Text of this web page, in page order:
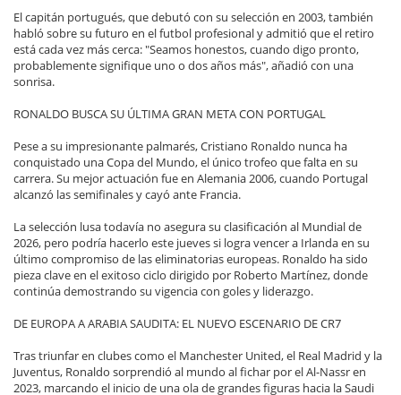
El capitán portugués, que debutó con su selección en 2003, también
habló sobre su futuro en el futbol profesional y admitió que el retiro
está cada vez más cerca: "Seamos honestos, cuando digo pronto,
probablemente signifique uno o dos años más", añadió con una
sonrisa.
RONALDO BUSCA SU ÚLTIMA GRAN META CON PORTUGAL
Pese a su impresionante palmarés, Cristiano Ronaldo nunca ha
conquistado una Copa del Mundo, el único trofeo que falta en su
carrera. Su mejor actuación fue en Alemania 2006, cuando Portugal
alcanzó las semifinales y cayó ante Francia.
La selección lusa todavía no asegura su clasificación al Mundial de
2026, pero podría hacerlo este jueves si logra vencer a Irlanda en su
último compromiso de las eliminatorias europeas. Ronaldo ha sido
pieza clave en el exitoso ciclo dirigido por Roberto Martínez, donde
continúa demostrando su vigencia con goles y liderazgo.
DE EUROPA A ARABIA SAUDITA: EL NUEVO ESCENARIO DE CR7
Tras triunfar en clubes como el Manchester United, el Real Madrid y la
Juventus, Ronaldo sorprendió al mundo al fichar por el Al-Nassr en
2023, marcando el inicio de una ola de grandes figuras hacia la Saudi